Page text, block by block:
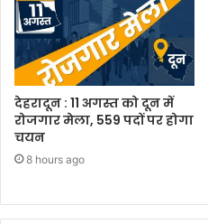
देहरादून : 11 अगस्त को दून में
रोजगार मेला, 559 पदों पर होगा
चयन
8 hours ago